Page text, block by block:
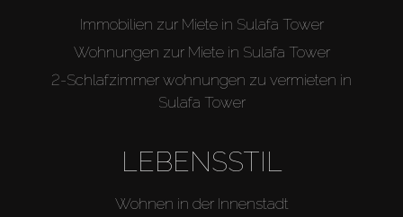
Immobilien zur Miete in Sulafa Tower
Wohnungen zur Miete in Sulafa Tower
2-Schlafzimmer wohnungen zu vermieten in
Sulafa Tower
LEBENSSTIL
Wohnen in der Innenstadt